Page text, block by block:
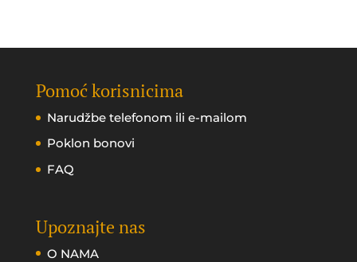
Pomoć korisnicima
Narudžbe telefonom ili e-mailom
Poklon bonovi
FAQ
Upoznajte nas
O NAMA